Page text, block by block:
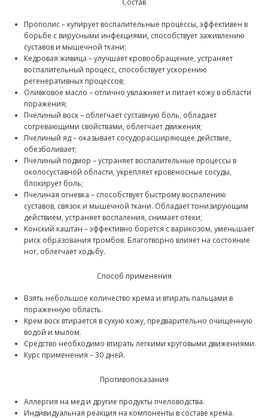
Состав
Прополис – купирует воспалительные процессы, эффективен в
борьбе с вирусными инфекциями, способствует заживлению
суставов и мышечной ткани;
Кедровая живица – улучшает кровообращение, устраняет
воспалительный процесс, способствует ускорению
регенеративных процессов;
Оливковое масло – отлично увлажняет и питает кожу в области
поражения;
Пчелиный воск – облегчает суставную боль, обладает
согревающими свойствами, облегчает движения;
Пчелиный яд – оказывает сосудорасширяющее действие,
обезболивает;
Пчелиный подмор – устраняет воспалительные процессы в
околосуставной области, укрепляет кровеносные сосуды,
блокирует боль;
Пчелиная огневка – способствует быстрому воспалению
суставов, связок и мышечной ткани. Обладает тонизирующим
действием, устраняет воспаления, снимает отеки;
Конский каштан – эффективно борется с варикозом, уменьшает
риск образования тромбов. Благотворно влияет на состояние
ног, облегчает ходьбу.
Способ применения
Взять небольшое количество крема и втирать пальцами в
пораженную область.
Крем воск втирается в сухую кожу, предварительно очищенную
водой и мылом.
Средство необходимо втирать легкими круговыми движениями.
Курс применения – 30 дней.
Противопоказания
Аллергия на мед и другие продукты пчеловодства.
Индивидуальная реакция на компоненты в составе крема.